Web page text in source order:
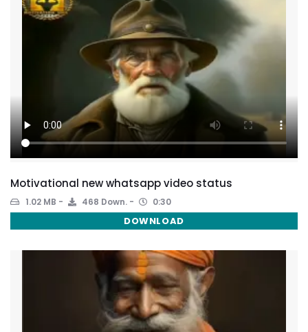
Motivational new whatsapp video status
1.02 MB 468 Down. 0:30
DOWNLOAD